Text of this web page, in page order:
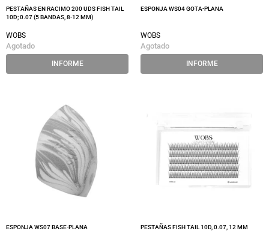
PESTAÑAS EN RACIMO 200 UDS FISH TAIL
10D; 0.07 (5 BANDAS, 8-12 MM)
WOBS
Agotado
INFORME
ESPONJA WS04 GOTA-PLANA
WOBS
Agotado
INFORME
ESPONJA WS07 BASE-PLANA PESTAÑAS FISH TAIL 10D, 0.07, 12 MM